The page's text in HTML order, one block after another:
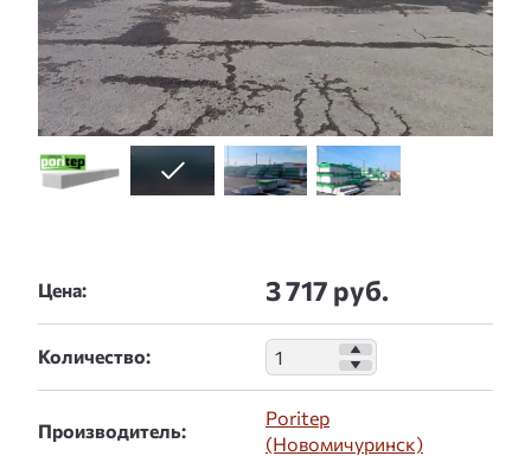
Цена: 3 717 руб.
Количество:
Производитель:
Poritep
(Новомичуринск)